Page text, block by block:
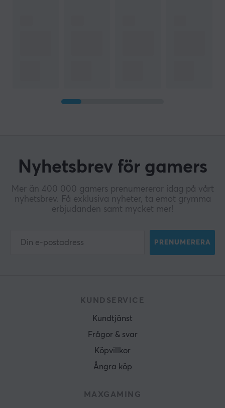
Nyhetsbrev för gamers
Mer än 400 000 gamers prenumererar idag på vårt
nyhetsbrev. Få exklusiva nyheter, ta emot grymma
erbjudanden samt mycket mer!
PRENUMERERA
KUNDSERVICE
Kundtjänst
Frågor & svar
Köpvillkor
Ångra köp
MAXGAMING